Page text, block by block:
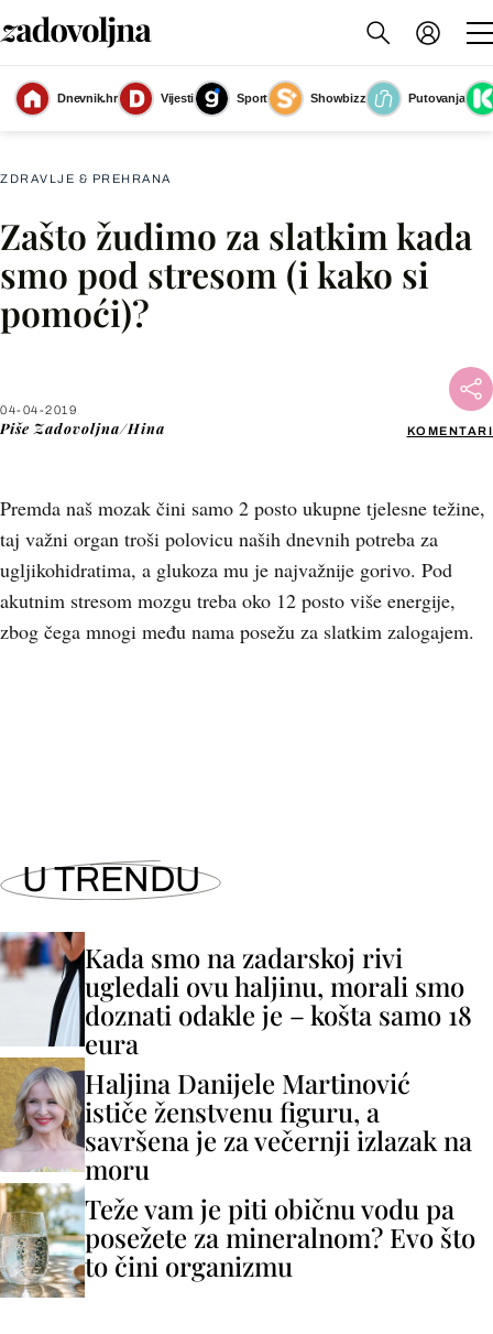
Dnevnik.hr Vijesti Sport Showbizz
Putovanja
Šećer pokreće centar za užitak i nagradu u mozgu
(Foto: Getty Images)
ZDRAVLJE & PREHRANA
Zašto žudimo za slatkim kada
smo pod stresom (i kako si
pomoći)?
04-04-2019
Piše Zadovoljna/Hina KOMENTARI
Premda naš mozak čini samo 2 posto ukupne tjelesne težine,
taj važni organ troši polovicu naših dnevnih potreba za
ugljikohidratima, a glukoza mu je najvažnije gorivo. Pod
akutnim stresom mozgu treba oko 12 posto više energije,
zbog čega mnogi među nama posežu za slatkim zalogajem.
Facebook
X
U TRENDU
Kada smo na zadarskoj rivi
ugledali ovu haljinu, morali smo
doznati odakle je – košta samo 18
eura
Haljina Danijele Martinović
ističe ženstvenu figuru, a
savršena je za večernji izlazak na
moru
Teže vam je piti običnu vodu pa
posežete za mineralnom? Evo što
to čini organizmu